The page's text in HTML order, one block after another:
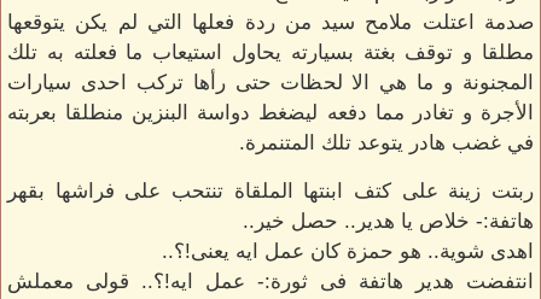
صدمة اعتلت ملامح سيد من ردة فعلها التي لم يكن يتوقعها
مطلقا و توقف بغتة بسيارته يحاول استيعاب ما فعلته به تلك
المجنونة و ما هي الا لحظات حتى رأها تركب احدى سيارات
الأجرة و تغادر مما دفعه ليضغط دواسة البنزين منطلقا بعربته
في غضب هادر يتوعد تلك المتنمرة.
ربتت زينة على كتف ابنتها الملقاة تنتحب على فراشها بقهر
هاتفة:- خلاص يا هدير.. حصل خير..
اهدى شوية.. هو حمزة كان عمل ايه يعنى!؟..
انتفضت هدير هاتفة فى ثورة:- عمل ايه!؟.. قولى معملش